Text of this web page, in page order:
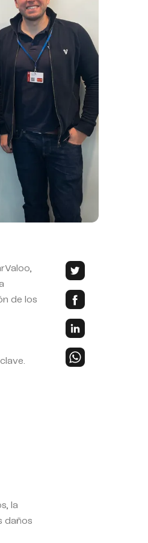
de los
la
daños